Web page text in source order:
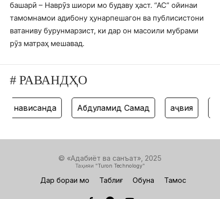
башарӣ – Наврӯз шиори мо будаву ҳаст. “АС” ойинаи
тамомнамои адибону ҳунарпешагон ва публисистони
ватаниву бурунмарзист, ки дар он масоили мубрами
рӯз матраҳ мешавад.
# РАВАНДҲО
нависанда Абдулҳамид Самад ҳаҷвия
© «Адабиёт ва санъат», 2025
Таҳияи "Turon Technology"
Дар бораи мо Таблиғ Обуна Тамос